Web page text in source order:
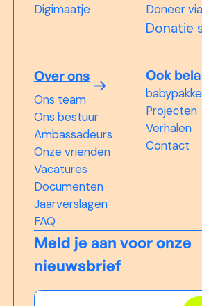
Digimaatje
Doneer
Donatie
Over ons
Ons team
Ons bestuur
Ambassadeurs
Onze vrienden
Vacatures
Documenten
Jaarverslagen
FAQ
Ook
Projecten
Verhalen
Contact
Meld je aan voor onze
nieuwsbrief